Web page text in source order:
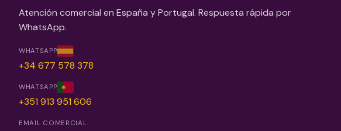
Atención comercial en España y Portugal. Respuesta rápida por
WhatsApp.
WHATSAPP
WHATSAPP ESPAÑA
+34 677 578 378
WHATSAPP
WHATSAPP PORTUGAL
+351 913 951 606
EMAIL COMERCIAL